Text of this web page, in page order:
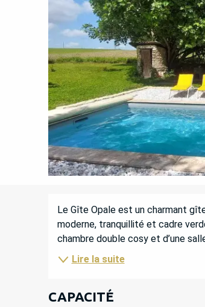
Le Gîte Opale est un charmant
moderne, tranquillité et cadre
chambre double cosy et d’une
Lire la suite
CAPACITÉ